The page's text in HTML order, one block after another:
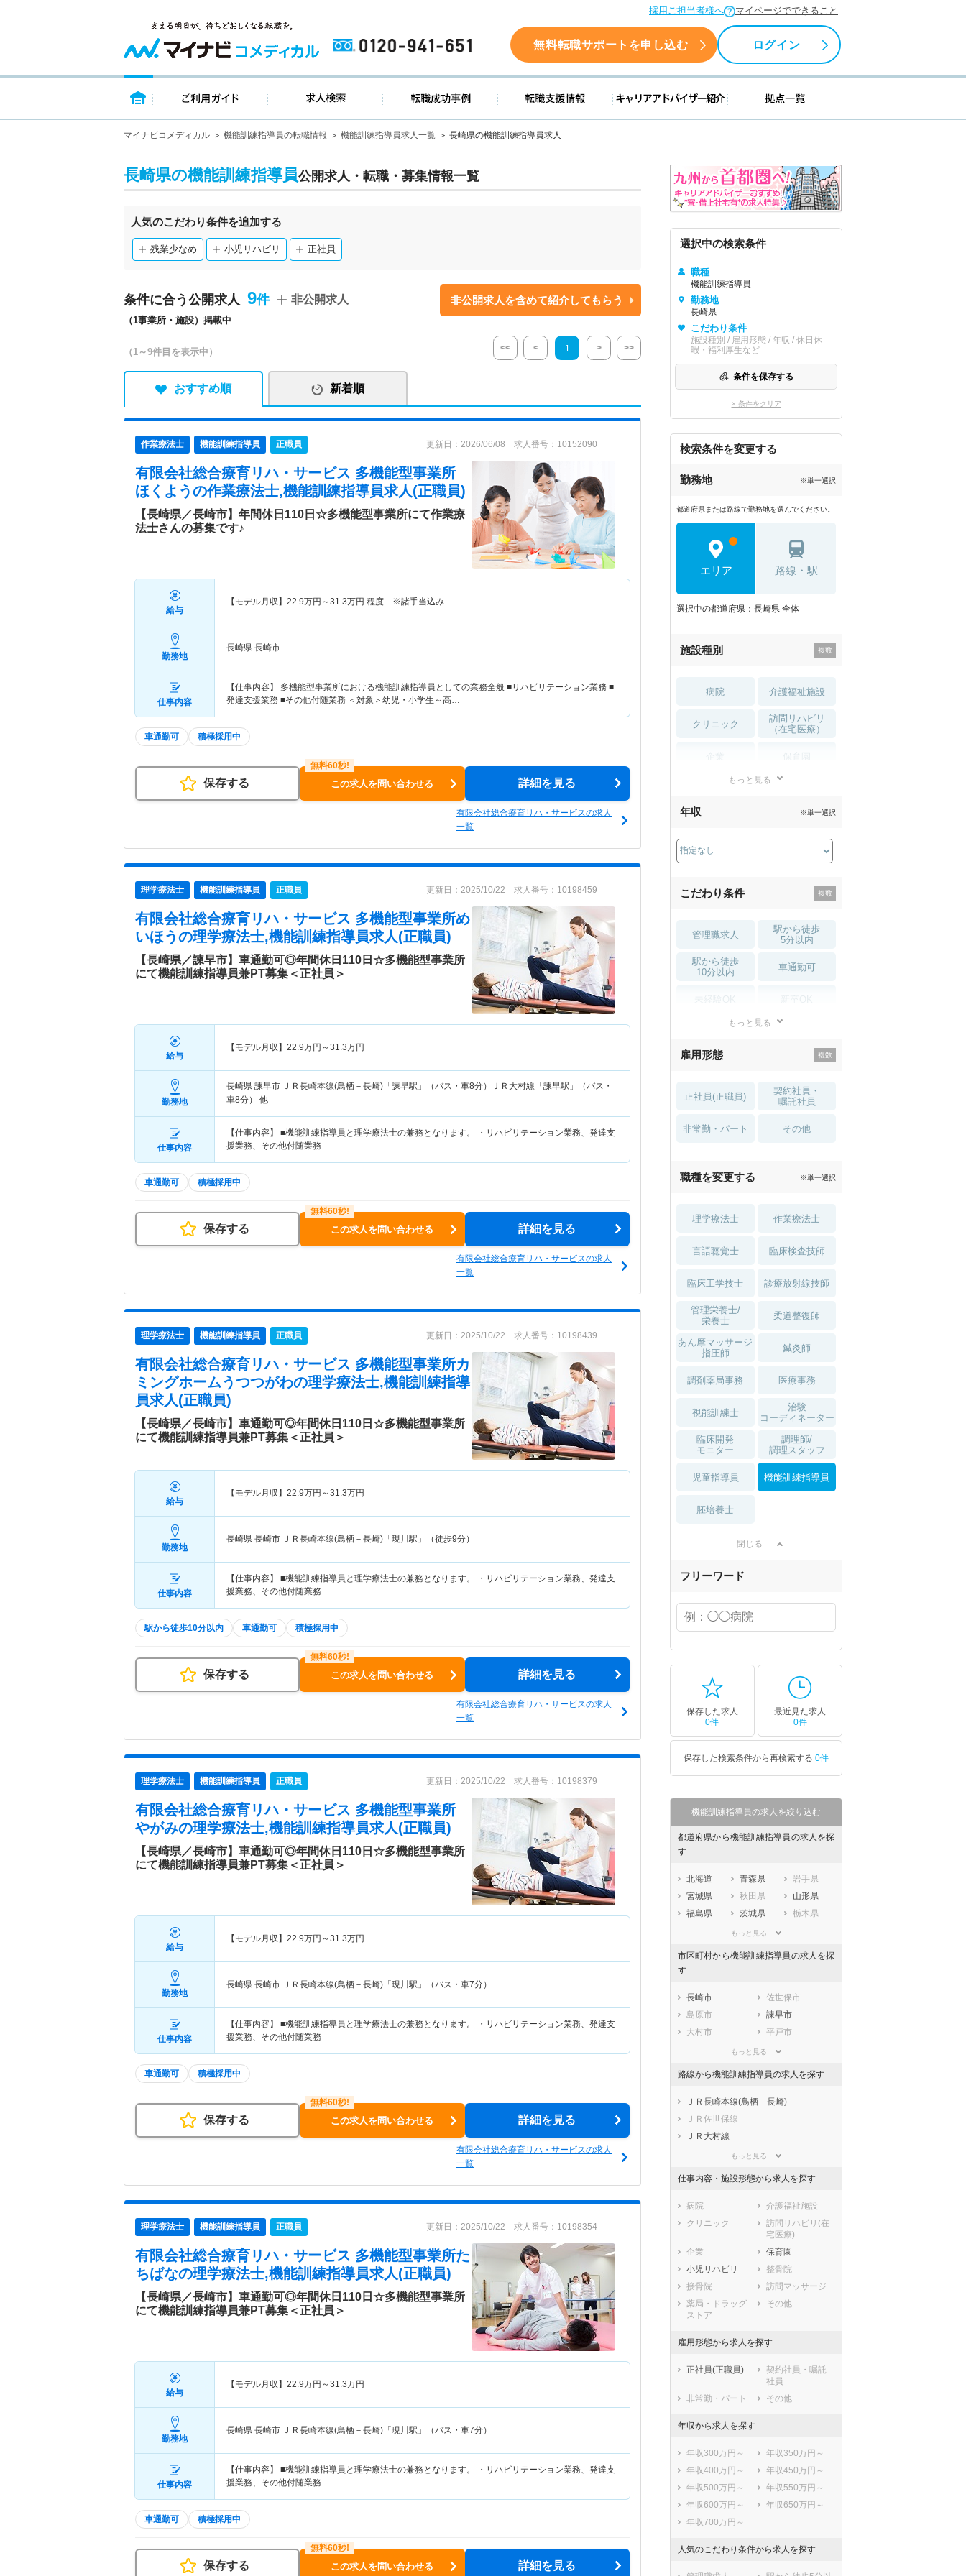
採用ご担当者様へ マイページでできること
0120-941-651 無料転職サポートを申し込む ログイン
トップページ ご利用ガイド 求人検索 転職成功事例 転職支援情報 キャリアアドバイザー紹介 拠点一覧
マイナビコメディカル 機能訓練指導員の転職情報 機能訓練指導員求人一覧 長崎県の機能訓練指導員求人
長崎県の機能訓練指導員公開求人・転職・募集情報一覧
人気のこだわり条件を追加する
残業少なめ 小児リハビリ 正社員
条件に合う公開求人 9
（1事業所・施設）掲載中
非公開求人 非公開求人を含めて紹介してもらう
（1～9件目を表示中） << < 1 > >>
おすすめ順 新着順
作業療法士 機能訓練指導員 正職員 更新日：2026/06/08 求人番号：10152090
有限会社総合療育リハ・サービス 多機能型事業所
ほくようの作業療法士,機能訓練指導員求人(正職員)
【長崎県／長崎市】年間休日110日☆多機能型事業所にて作業療
法士さんの募集です♪
給与
【モデル月収】 22.9万円～31.3万円 程度 ※諸手当込み
勤務地
長崎県 長崎市
仕事内容
【仕事内容】 多機能型事業所における機能訓練指導員としての業務全般 ■リハビリテーション業務 ■
発達支援業務 ■その他付随業務 ＜対象＞幼児・小学生～高…
車通勤可 積極採用中
保存する この求人を問い合わせる 詳細を見る
有限会社総合療育リハ・サービスの求人
一覧
理学療法士 機能訓練指導員 正職員 更新日：2025/10/22 求人番号：10198459
有限会社総合療育リハ・サービス 多機能型事業所め
いほうの理学療法士,機能訓練指導員求人(正職員)
【長崎県／諫早市】車通勤可◎年間休日110日☆多機能型事業所
にて機能訓練指導員兼PT募集＜正社員＞
給与
【モデル月収】 22.9万円～31.3万円
勤務地
長崎県 諫早市 ＪＲ長崎本線(鳥栖－長崎)「諫早駅」（バス・車8分）ＪＲ大村線「諫早駅」（バス・
車8分） 他
仕事内容
【仕事内容】 ■機能訓練指導員と理学療法士の兼務となります。 ・リハビリテーション業務、発達支
援業務、その他付随業務
車通勤可 積極採用中
保存する この求人を問い合わせる 詳細を見る
有限会社総合療育リハ・サービスの求人
一覧
理学療法士 機能訓練指導員 正職員 更新日：2025/10/22 求人番号：10198439
有限会社総合療育リハ・サービス 多機能型事業所カ
ミングホームうつつがわの理学療法士,機能訓練指導
員求人(正職員)
【長崎県／長崎市】車通勤可◎年間休日110日☆多機能型事業所
にて機能訓練指導員兼PT募集＜正社員＞
給与
【モデル月収】 22.9万円～31.3万円
勤務地
長崎県 長崎市 ＪＲ長崎本線(鳥栖－長崎)「現川駅」（徒歩9分）
仕事内容
【仕事内容】 ■機能訓練指導員と理学療法士の兼務となります。 ・リハビリテーション業務、発達支
援業務、その他付随業務
駅から徒歩10分以内 車通勤可 積極採用中
保存する この求人を問い合わせる 詳細を見る
有限会社総合療育リハ・サービスの求人
一覧
理学療法士 機能訓練指導員 正職員 更新日：2025/10/22 求人番号：10198379
有限会社総合療育リハ・サービス 多機能型事業所
やがみの理学療法士,機能訓練指導員求人(正職員)
【長崎県／長崎市】車通勤可◎年間休日110日☆多機能型事業所
にて機能訓練指導員兼PT募集＜正社員＞
給与
【モデル月収】 22.9万円～31.3万円
勤務地
長崎県 長崎市 ＪＲ長崎本線(鳥栖－長崎)「現川駅」（バス・車7分）
仕事内容
【仕事内容】 ■機能訓練指導員と理学療法士の兼務となります。 ・リハビリテーション業務、発達支
援業務、その他付随業務
車通勤可 積極採用中
保存する この求人を問い合わせる 詳細を見る
有限会社総合療育リハ・サービスの求人
一覧
理学療法士 機能訓練指導員 正職員 更新日：2025/10/22 求人番号：10198354
有限会社総合療育リハ・サービス 多機能型事業所た
ちばなの理学療法士,機能訓練指導員求人(正職員)
【長崎県／長崎市】車通勤可◎年間休日110日☆多機能型事業所
にて機能訓練指導員兼PT募集＜正社員＞
給与
【モデル月収】 22.9万円～31.3万円
勤務地
長崎県 長崎市 ＪＲ長崎本線(鳥栖－長崎)「現川駅」（バス・車7分）
仕事内容
【仕事内容】 ■機能訓練指導員と理学療法士の兼務となります。 ・リハビリテーション業務、発達支
援業務、その他付随業務
車通勤可 積極採用中
保存する この求人を問い合わせる 詳細を見る
選択中の検索条件
職種
機能訓練指導員
勤務地
長崎県
こだわり条件
施設種別 / 雇用形態 / 年収 / 休日休
暇・福利厚生など
条件を保存する
× 条件をクリア
検索条件を変更する
勤務地 ※単一選択
都道府県または路線で勤務地を選んでください。
エリア 路線・駅
選択中の都道府県：長崎県 全体
施設種別
病院 介護福祉施設
クリニック
訪問リハビリ
（在宅医療）
薬局・
もっと見る
年収 ※単一選択
こだわり条件
管理職求人
駅から徒歩
5分以内
駅から徒歩
10分以内
車通勤可
住宅手当・補助
土日祝休 無資格 OK
積極採用中 WEB面接OK
もっと見る
雇用形態
正社員(正職員)
契約社員・
嘱託社員
非常勤・パート その他
職種を変更する ※単一選択
理学療法士 作業療法士
言語聴覚士 臨床検査技師
臨床工学技士 診療放射線技師
管理栄養士/
栄養士
柔道整復師
あん摩マッサージ
指圧師
鍼灸師
調剤薬局事務 医療事務
視能訓練士
治験
コーディネーター
臨床開発
モニター
調理師/
調理スタッフ
児童指導員 機能訓練指導員
胚培養士
閉じる
フリーワード
保存した求人
0件
最近見た求人
0件
保存した検索条件から再検索する 0件
機能訓練指導員の求人を絞り込む
都道府県から機能訓練指導員の求人を探
す
北海道 青森県
岩手県
宮城県
秋田県
山形県
福島県
茨城県
栃木県
埼玉県
静岡県
愛知県
三重県
滋賀県
京都府
兵庫県
奈良県
島根県
広島県
山口県
徳島県
福岡県
佐賀県
熊本県
鹿児島県
もっと見る
市区町村から機能訓練指導員の求人を探
す
長崎市
佐世保市
島原市
諫早市
大村市
平戸市
対馬市
南島原市
西彼杵郡長与町
西彼杵郡時津町
北松浦郡小値賀
北松浦郡佐々町
南松浦郡新上五
もっと見る
路線から機能訓練指導員の求人を探す
ＪＲ長崎本線(鳥栖－長崎)
ＪＲ佐世保線
ＪＲ大村線
松浦鉄道西九州線
もっと見る
仕事内容・施設形態から求人を探す
病院
介護福祉施設
クリニック
訪問リハビリ(在
宅医療)
企業
保育園
小児リハビリ
整骨院
接骨院
訪問マッサージ
薬局・ドラッグ
ストア
その他
雇用形態から求人を探す
正社員(正職員)
契約社員・嘱託
社員
非常勤・パート
その他
年収から求人を探す
年収300万円～
年収350万円～
年収400万円～
年収450万円～
年収500万円～
年収550万円～
年収600万円～
年収650万円～
年収700万円～
人気のこだわり条件から求人を探す